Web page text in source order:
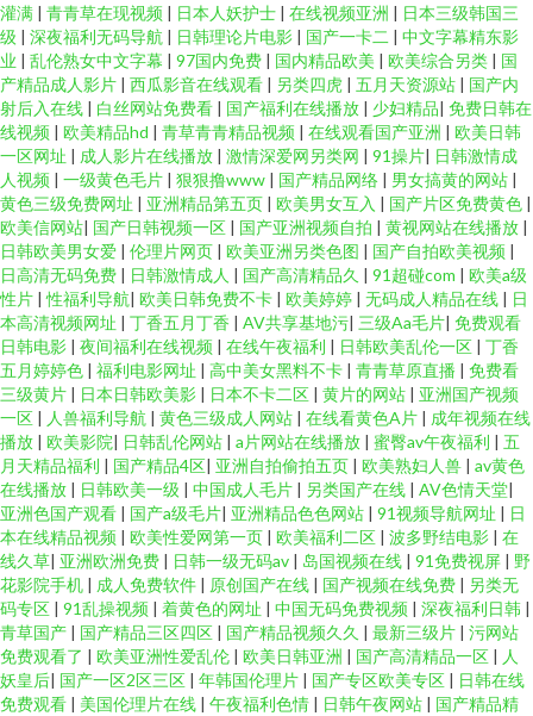
灌满 | 青青草在现视频 | 日本人妖护士 | 在线视频亚洲 | 日本三级韩国三
级 | 深夜福利无码导航 | 日韩理论片电影 | 国产一卡二 | 中文字幕精东影
业 | 乱伦熟女中文字幕 | 97国内免费 | 国内精品欧美 | 欧美综合另类 | 国
产精品成人影片 | 西瓜影音在线观看 | 另类四虎 | 五月天资源站 | 国产内
射后入在线 | 白丝网站免费看 | 国产福利在线播放 | 少妇精品| 免费日韩在
线视频 | 欧美精品hd | 青草青青精品视频 | 在线观看国产亚洲 | 欧美日韩
一区网址 | 成人影片在线播放 | 激情深爱网另类网 | 91操片| 日韩激情成
人视频 | 一级黄色毛片 | 狠狠撸www | 国产精品网络 | 男女搞黄的网站 |
黄色三级免费网址 | 亚洲精品第五页 | 欧美男女互入 | 国产片区免费黄色 |
欧美信网站| 国产日韩视频一区 | 国产亚洲视频自拍 | 黄视网站在线播放 |
日韩欧美男女爱 | 伦理片网页 | 欧美亚洲另类色图 | 国产自拍欧美视频 |
日高清无码免费 | 日韩激情成人 | 国产高清精品久 | 91超碰com | 欧美a级
性片 |性福利导航| 欧美日韩免费不卡 | 欧美婷婷 | 无码成人精品在线 | 日
本高清视频网址 | 丁香五月丁香 | AV共享基地污| 三级Aa毛片| 免费观看
日韩电影 | 夜间福利在线视频 | 在线午夜福利 | 日韩欧美乱伦一区 | 丁香
五月婷婷色 | 福利电影网址 | 高中美女黑料不卡 | 青青草原直播 | 免费看
三级黄片 | 日本日韩欧美影 | 日本不卡二区 | 黄片的网站 | 亚洲国产视频
一区 | 人兽福利导航 | 黄色三级成人网站 | 在线看黄色A片 | 成年视频在线
播放 | 欧美影院| 日韩乱伦网站 | a片网站在线播放 | 蜜臀av午夜福利 | 五
月天精品福利 | 国产精品4区| 亚洲自拍偷拍五页 | 欧美熟妇人兽 | av黄色
在线播放 | 日韩欧美一级 | 中国成人毛片 | 另类国产在线 | AV色情天堂|
亚洲色国产观看 | 国产a级毛片| 亚洲精品色色网站 | 91视频导航网址 | 日
本在线精品视频 | 欧美性爱网第一页 | 欧美福利二区 | 波多野结电影 | 在
线久草| 亚洲欧洲免费 | 日韩一级无码av | 岛国视频在线 | 91免费视屏 | 野
花影院手机 | 成人免费软件 | 原创国产在线 | 国产视频在线免费 | 另类无
码专区 | 91乱操视频 | 着黄色的网址 | 中国无码免费视频 | 深夜福利日韩 |
青草国产 | 国产精品三区四区 | 国产精品视频久久 | 最新三级片 | 污网站
免费观看了 | 欧美亚洲性爱乱伦 | 欧美日韩亚洲 | 国产高清精品一区 | 人
妖皇后| 国产一区2区三区 | 年韩国伦理片 | 国产专区欧美专区 | 日韩在线
免费观看 | 美国伦理片在线 | 午夜福利色情 | 日韩午夜网站 | 国产精品精